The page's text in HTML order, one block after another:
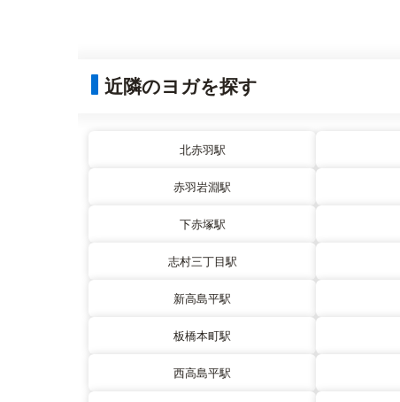
近隣のヨガを探す
北赤羽駅
赤羽岩淵駅
下赤塚駅
志村三丁目駅
新高島平駅
板橋本町駅
西高島平駅